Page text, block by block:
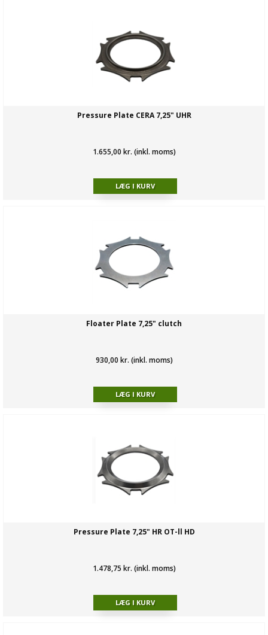
Pressure Plate CERA 7,25" UHR
1.655,00 kr. (inkl. moms)
Floater Plate 7,25" clutch
930,00 kr. (inkl. moms)
Pressure Plate 7,25" HR OT-ll HD
1.478,75 kr. (inkl. moms)